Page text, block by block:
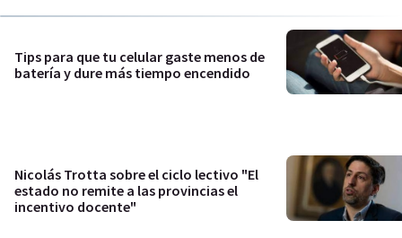
Tips para que tu celular gaste menos de
batería y dure más tiempo encendido
Nicolás Trotta sobre el ciclo lectivo "El
estado no remite a las provincias el
incentivo docente"